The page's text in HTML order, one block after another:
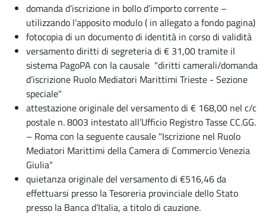
domanda d’iscrizione in bollo d’importo corrente –
utilizzando l’apposito modulo ( in allegato a fondo pagina)
fotocopia di un documento di identità in corso di validità
versamento diritti di segreteria di € 31,00 tramite il
sistema PagoPA con la causale "diritti camerali/domanda
d’iscrizione Ruolo Mediatori Marittimi Trieste - Sezione
speciale"
attestazione originale del versamento di € 168,00 nel c/c
postale n. 8003 intestato all’Ufficio Registro Tasse CC.GG.
– Roma con la seguente causale "Iscrizione nel Ruolo
Mediatori Marittimi della Camera di Commercio Venezia
Giulia"
quietanza originale del versamento di €516,46 da
effettuarsi presso la Tesoreria provinciale dello Stato
presso la Banca d’Italia, a titolo di cauzione.